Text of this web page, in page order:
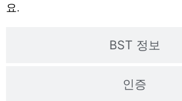
BST 정보
인증
요.